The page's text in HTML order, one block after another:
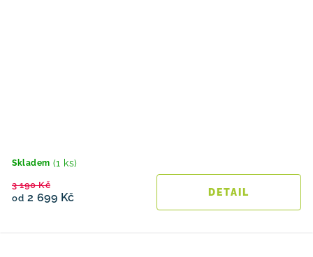
Skladem (1 ks)
od 2 699 Kč
3 190 Kč